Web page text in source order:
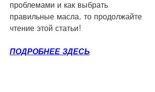
проблемами и как выбрать
правильные масла, то продолжайте
чтение этой статьи!
ПОДРОБНЕЕ ЗДЕСЬ